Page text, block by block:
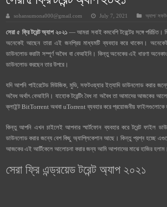
সুপারক্রিট সিমেন্ট দাম ২০২৫
জুডিশিয়াল ম্যাজিস্ট্রেট কি? জুডিশিয়াল ম্যাজিস্ট্রেট এর
ওয়ালটন মোবাইল কিস্তিতে কেনার নিয়ম ২০২৫
ওয়ালটন টিভি কিস্তিতে কেনার নিয়ম ২০২৫
গ্রামে লাভজনক ব্যবসা ২০২৫ ও গ্রামের বাজারে
জেনে নিন, বর্তমানে মোবাইল ঘড়ি দাম কত ২০২৫
sohansumona000@gmail.com July 7, 2021 অ্যাপ/
সেরা ৫ ফ্রি টরেন্ট অ্যাপ ২০২১— আমরা সবাই কমবেশি টরেন্টের সঙ্গে পরিচিত।
অনেকেই আছেন তারা এই জনপ্রিয় মাধ্যমটি ব্যবহার করে থাকেন।
ডাউনলোড করাটা সম্পূর্ণ অবৈধ বা বেআইনি। কিন্তু অনেকের এই ধারণা
ডাউনলোড করছেন তার উপরে।
যদি আপনি পাইরেটেড মিউজিক, মুভি, সফটওয়্যার ইত্যাদি ডাউনলোড করার
অবৈধ অর্থাৎ বেআইনি। যাহোক টরেন্টিং বৈধ না অবৈধ তা আমাদের আজকের
ক্লাইন্ট BitTorrent অথবা uTorrent ব্যবহার করে প্রয়োজনীয় ফাইলগুলোকে
কিন্তু আপনি এখন চাইলেই আপনার স্মার্টফোন ব্যবহার করে টরেন্ট ফাইল
ডাউনলোড করার জন্যে বেশ কিছু অ্যাপ্লিকেশান আছে। কিন্তু প্রশ্ন হচ্ছে
আজকের এই আর্টিকেলে আলোচনা করার জন্য আমি আপনাদের মাঝে হাজির হলাম।
সেরা ফ্রি এন্ড্রয়েড টরেন্ট অ্যাপ ২০২১